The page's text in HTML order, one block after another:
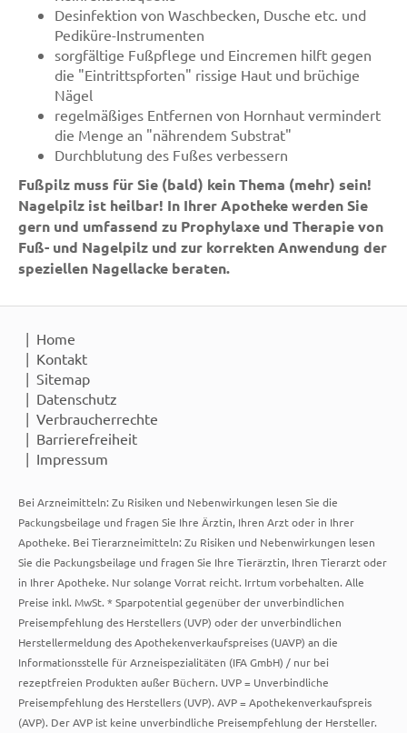
Desinfektion von Waschbecken, Dusche etc. und
Pediküre-Instrumenten
sorgfältige Fußpflege und Eincremen hilft gegen
die "Eintrittspforten" rissige Haut und brüchige
Nägel
regelmäßiges Entfernen von Hornhaut vermindert
die Menge an "nährendem Substrat"
Durchblutung des Fußes verbessern
Fußpilz muss für Sie (bald) kein Thema (mehr) sein!
Nagelpilz ist heilbar! In Ihrer Apotheke werden Sie
gern und umfassend zu Prophylaxe und Therapie von
Fuß- und Nagelpilz und zur korrekten Anwendung der
speziellen Nagellacke beraten.
Home
Kontakt
Sitemap
Datenschutz
Verbraucherrechte
Barrierefreiheit
Impressum
Bei Arzneimitteln: Zu Risiken und Nebenwirkungen lesen Sie die
Packungsbeilage und fragen Sie Ihre Ärztin, Ihren Arzt oder in Ihrer
Apotheke. Bei Tierarzneimitteln: Zu Risiken und Nebenwirkungen lesen
Sie die Packungsbeilage und fragen Sie Ihre Tierärztin, Ihren Tierarzt oder
in Ihrer Apotheke. Nur solange Vorrat reicht. Irrtum vorbehalten. Alle
Preise inkl. MwSt. * Sparpotential gegenüber der unverbindlichen
Preisempfehlung des Herstellers (UVP) oder der unverbindlichen
Herstellermeldung des Apothekenverkaufspreises (UAVP) an die
Informationsstelle für Arzneispezialitäten (IFA GmbH) / nur bei
rezeptfreien Produkten außer Büchern. UVP = Unverbindliche
Preisempfehlung des Herstellers (UVP). AVP = Apothekenverkaufspreis
(AVP). Der AVP ist keine unverbindliche Preisempfehlung der Hersteller.